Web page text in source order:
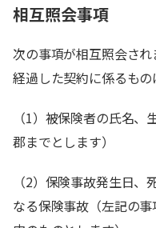
相互照会事項
次の事項が相互照会さ
経過した契約に係るもの
（1）被保険者の氏名
郡までとします）
（2）保険事故発生日
なる保険事故（左記の